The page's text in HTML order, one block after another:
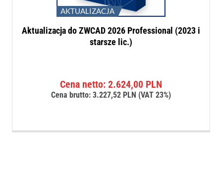
AKTUALIZACJA
Aktualizacja do ZWCAD 2026 Professional (2023 i
starsze lic.)
Cena netto:2.624,00 PLN
Cena brutto:3.227,52 PLN (VAT 23%)